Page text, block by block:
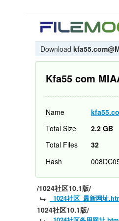
Download
Kfa55 com
Name
Total Size
2.2 GB
Total Files
32
Hash
/1024社区10.1版/
_1024社区_最新网址
1024社区10.1版/